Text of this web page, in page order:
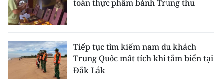
toàn thực phẩm bánh Trung thu
Tiếp tục tìm kiếm nam du khách
Trung Quốc mất tích khi tắm biển tại
Đắk Lắk